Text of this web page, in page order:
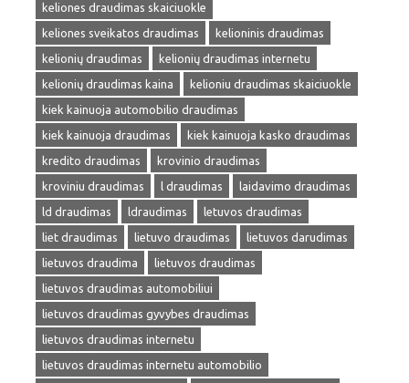
keliones draudimas skaiciuokle
keliones sveikatos draudimas
kelioninis draudimas
kelionių draudimas
kelionių draudimas internetu
kelionių draudimas kaina
kelioniu draudimas skaiciuokle
kiek kainuoja automobilio draudimas
kiek kainuoja draudimas
kiek kainuoja kasko draudimas
kredito draudimas
krovinio draudimas
kroviniu draudimas
l draudimas
laidavimo draudimas
ld draudimas
ldraudimas
letuvos draudimas
liet draudimas
lietuvo draudimas
lietuvos darudimas
lietuvos draudima
lietuvos draudimas
lietuvos draudimas automobiliui
lietuvos draudimas gyvybes draudimas
lietuvos draudimas internetu
lietuvos draudimas internetu automobilio